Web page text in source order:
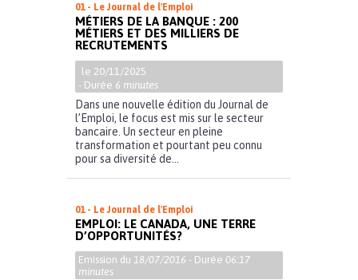
01 - Le Journal de l'Emploi
MÉTIERS DE LA BANQUE : 200
MÉTIERS ET DES MILLIERS DE
RECRUTEMENTS
le 20/11/2025
- Durée 6 minutes
Dans une nouvelle édition du Journal de
l’Emploi, le focus est mis sur le secteur
bancaire. Un secteur en pleine
transformation et pourtant peu connu
pour sa diversité de...
01 - Le Journal de l'Emploi
EMPLOI: LE CANADA, UNE TERRE
D’OPPORTUNITÉS?
Emission du 18/07/2016 - Durée 06:17
minutes